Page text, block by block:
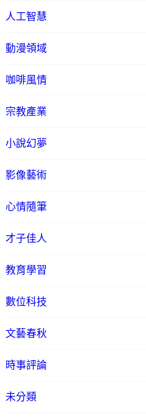
人工智慧
動漫領域
咖啡風情
宗教產業
小說幻夢
影像藝術
心情隨筆
才子佳人
教育學習
數位科技
文藝春秋
時事評論
未分類